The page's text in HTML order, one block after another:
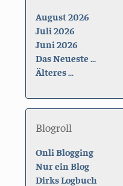
August 2026
Juli 2026
Juni 2026
Das Neueste ...
Älteres ...
Blogroll
Onli Blogging
Nur ein Blog
Dirks Logbuch